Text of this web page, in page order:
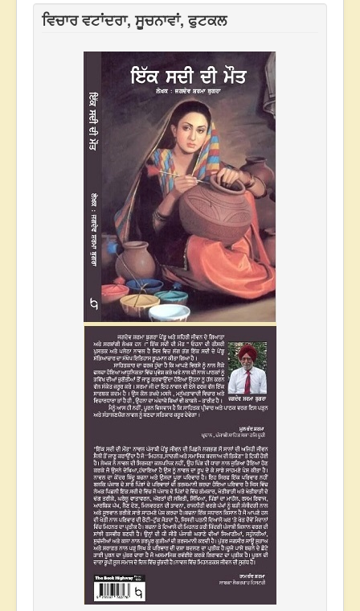
ਵਿਚਾਰ ਵਟਾਂਦਰਾ, ਸੂਚਨਾਵਾਂ, ਫੁਟਕਲ